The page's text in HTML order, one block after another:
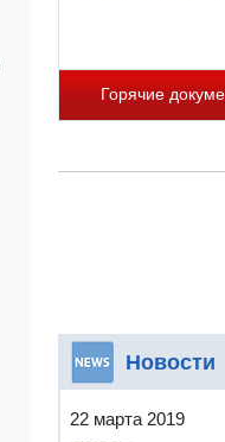
Горячие
Новости
22 марта 2019